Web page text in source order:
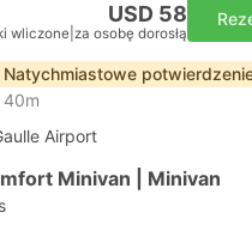
USD 58
wliczone za osobę dorosłą
Natychmiastowe
40m
Airport
Minivan | Minivan